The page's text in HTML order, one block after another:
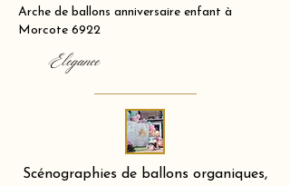
Arche de ballons anniversaire enfant à
Morcote 6922
Elegance
Scénographies de ballons organiques,